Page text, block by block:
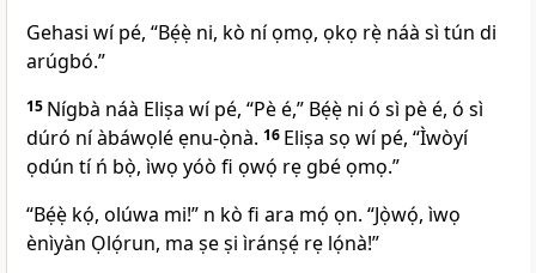
Gehasi wí pé, “Bẹ́ẹ̀ ni, kò ní ọmọ, ọkọ rẹ̀ náà sì tún di
arúgbó.”
15 Nígbà náà Eliṣa wí pé, “Pè é,” Bẹ́ẹ̀ ni ó sì pè é, ó sì
dúró ní àbáwọlé ẹnu-ọ̀nà. 16 Eliṣa sọ wí pé, “Ìwòyí
ọdún tí ń bọ̀, ìwọ yóò fi ọwọ́ rẹ gbé ọmọ.”
“Bẹ́ẹ̀ kọ́, olúwa mi!” n kò fi ara mọ́ ọn. “Jọ̀wọ́, ìwọ
ènìyàn Ọlọ́run, ma ṣe ṣi ìránṣẹ́ rẹ lọ́nà!”